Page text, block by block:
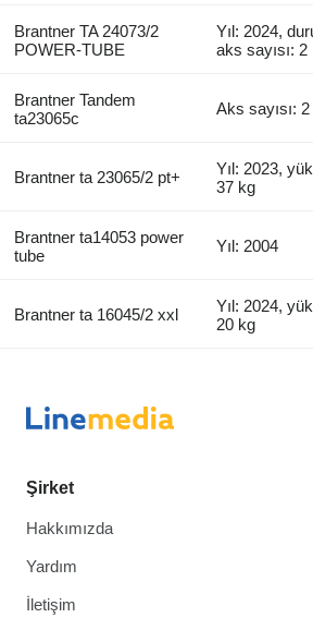
Brantner TA 24073/2
POWER-TUBE
Yıl: 2024,
aks sayısı: 2
Brantner Tandem
ta23065c
Aks sayısı: 2
Brantner ta 23065/2 pt+
Yıl: 2023,
37 kg
Brantner ta14053 power
tube
Yıl: 2004
Brantner ta 16045/2 xxl
Yıl: 2024,
20 kg
Şirket
Hakkımızda
Yardım
İletişim